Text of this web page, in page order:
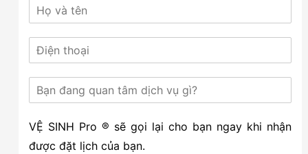
VỆ SINH Pro ® sẽ gọi lại cho bạn ngay khi nhận
được đặt lịch của bạn.